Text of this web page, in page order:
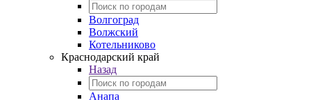
Волгоград
Волжский
Котельниково
Краснодарский край
Назад
Анапа